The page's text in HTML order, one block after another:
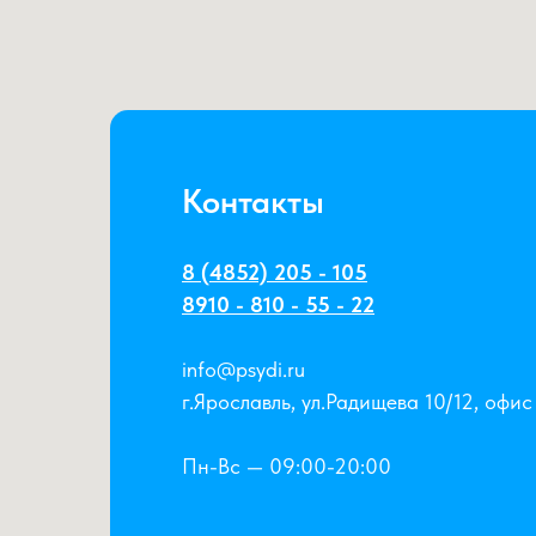
Контакты
8 (4852) 205 - 105
8910 - 810 - 55 - 22
info@psydi.ru
г.Ярославль, ул.Радищева 10/12,
Пн-Вс — 09:00-20:00